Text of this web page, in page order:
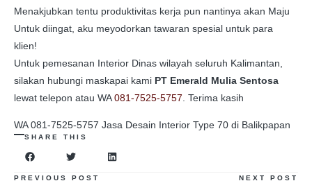
Menakjubkan tentu produktivitas kerja pun nantinya akan Maju
Untuk diingat, aku meyodorkan tawaran spesial untuk para
klien!
Untuk pemesanan Interior Dinas wilayah seluruh Kalimantan,
silakan hubungi maskapai kami PT Emerald Mulia Sentosa
lewat telepon atau WA081-7525-5757 . Terima kasih
WA 081-7525-5757 Jasa Desain Interior Type 70 di Balikpapan
SHARE THIS
PREVIOUS POST NEXT POST